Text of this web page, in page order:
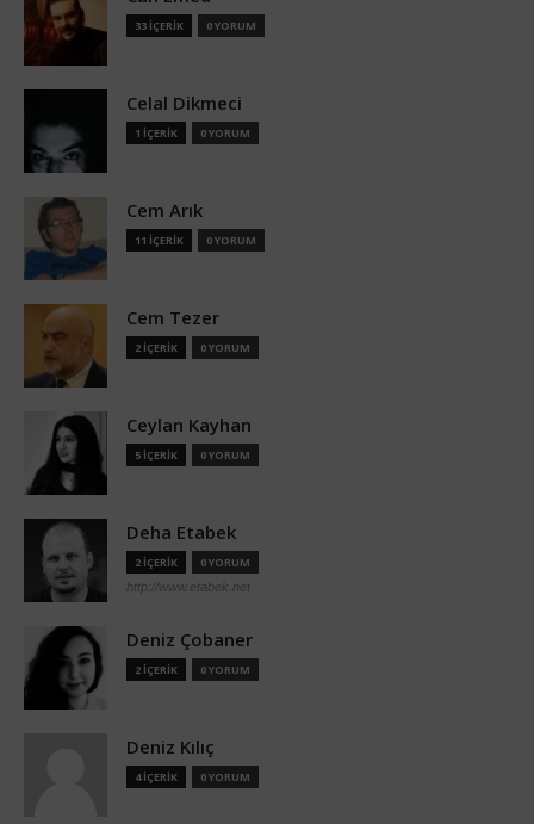
33 İÇERİK 0 YORUM
Celal Dikmeci
1 İÇERİK 0 YORUM
Cem Arık
11 İÇERİK 0 YORUM
Cem Tezer
2 İÇERİK 0 YORUM
Ceylan Kayhan
5 İÇERİK 0 YORUM
Deha Etabek
2 İÇERİK 0 YORUM
http://www.etabek.net
Deniz Çobaner
2 İÇERİK 0 YORUM
Deniz Kılıç
4 İÇERİK 0 YORUM